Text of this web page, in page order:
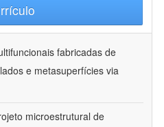
fabricadas de
e metasuperfícies via
microestrutural de